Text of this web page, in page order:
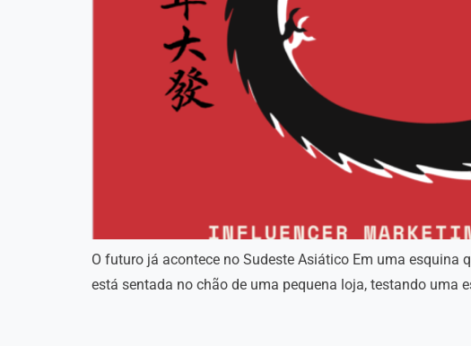
O futuro já acontece no Sudeste Asiático Em uma
está sentada no chão de uma pequena loja, testando uma